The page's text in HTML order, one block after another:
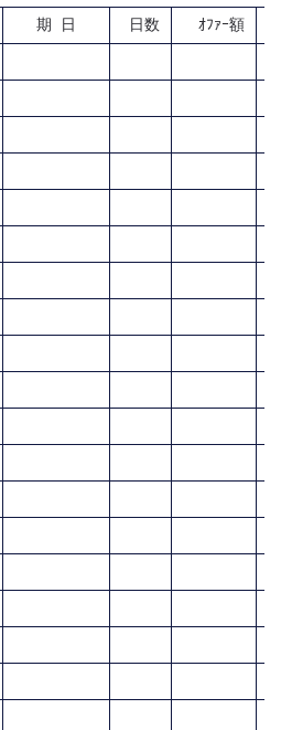
期 日 日数 ｵﾌｧｰ額